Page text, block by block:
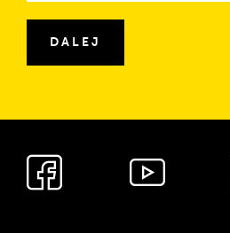
DALEJ
Media
społecznościowe